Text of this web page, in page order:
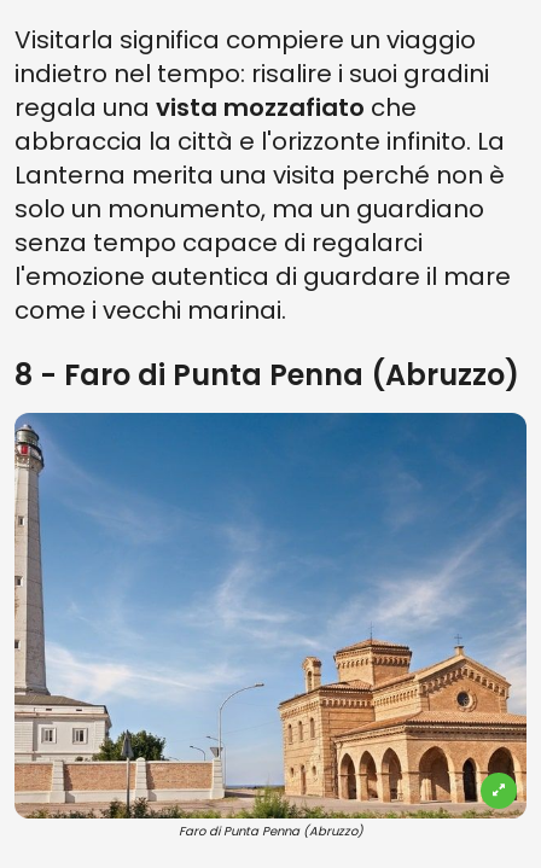
Visitarla significa compiere un viaggio
indietro nel tempo: risalire i suoi gradini
regala una vista mozzafiato che
abbraccia la città e l'orizzonte infinito. La
Lanterna merita una visita perché non è
solo un monumento, ma un guardiano
senza tempo capace di regalarci
l'emozione autentica di guardare il mare
come i vecchi marinai.
8 - Faro di Punta Penna (Abruzzo)
Faro di Punta Penna (Abruzzo)